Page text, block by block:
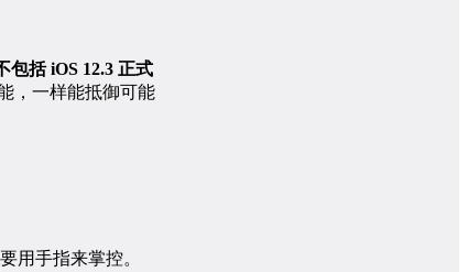
包括 iOS 12.3 正式
，一样能抵御可能
用手指来掌控。